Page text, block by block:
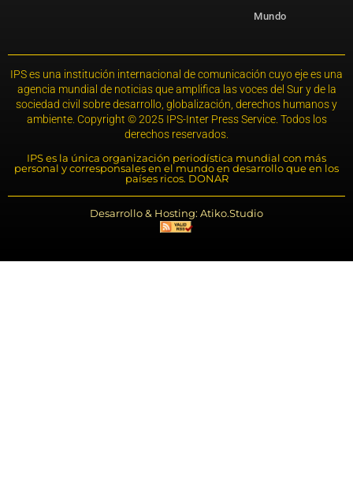
Mundo
IPS es una institución internacional de comunicación cuyo eje es una
agencia mundial de noticias que amplifica las voces del Sur y de la
sociedad civil sobre desarrollo, globalización, derechos humanos y
ambiente. Copyright © 2025 IPS-Inter Press Service. Todos los
derechos reservados.
IPS es la única organización periodística mundial con más
personal y corresponsales en el mundo en desarrollo que en los
países ricos. DONAR
Desarrollo & Hosting: Atiko.Studio